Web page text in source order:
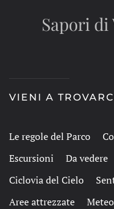
Sapori di
VIENI A
Le regole del Parco
Escursioni
Da vedere
Ciclovia del Cielo
Aree attrezzate